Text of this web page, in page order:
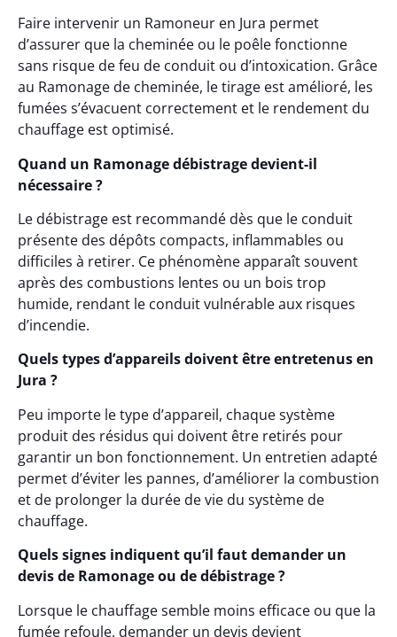
Faire intervenir un Ramoneur en Jura permet
d’assurer que la cheminée ou le poêle fonctionne
sans risque de feu de conduit ou d’intoxication. Grâce
au Ramonage de cheminée, le tirage est amélioré, les
fumées s’évacuent correctement et le rendement du
chauffage est optimisé.
Quand un Ramonage débistrage devient-il
nécessaire ?
Le débistrage est recommandé dès que le conduit
présente des dépôts compacts, inflammables ou
difficiles à retirer. Ce phénomène apparaît souvent
après des combustions lentes ou un bois trop
humide, rendant le conduit vulnérable aux risques
d’incendie.
Quels types d’appareils doivent être entretenus en
Jura ?
Peu importe le type d’appareil, chaque système
produit des résidus qui doivent être retirés pour
garantir un bon fonctionnement. Un entretien adapté
permet d’éviter les pannes, d’améliorer la combustion
et de prolonger la durée de vie du système de
chauffage.
Quels signes indiquent qu’il faut demander un
devis de Ramonage ou de débistrage ?
Lorsque le chauffage semble moins efficace ou que la
fumée refoule, demander un devis devient